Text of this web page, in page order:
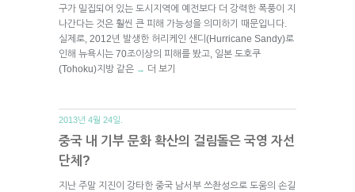
구가 밀집되어 있는 도시지역에 예전보다 더 강력한 폭풍이 지
나간다는 것은 훨씬 큰 피해 가능성을 의미하기 때문입니다.
실제로, 2012년 발생한 허리케인 샌디(Hurricane Sandy)로
인해 뉴욕시는 70조이상의 피해를 봤고, 일본 도호쿠
(Tohoku)지방 같은 → 더 보기
2013년 4월 24일.
중국 내 기부 문화 확산의 걸림돌은 국영 자선
단체?
지난 주말 지진이 강타한 중국 남서부 쓰촨성으로 도움의 손길